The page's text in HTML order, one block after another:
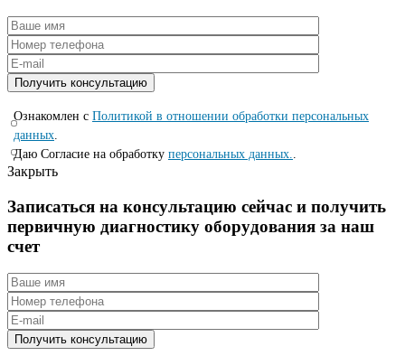
Ознакомлен с Политикой в отношении обработки персональных
данных
Даю Согласие на обработку персональных данных.
Закрыть
Записаться на консyльтацию сейчас и полyчить
первичную диагностикy оборyдования за наш
счет